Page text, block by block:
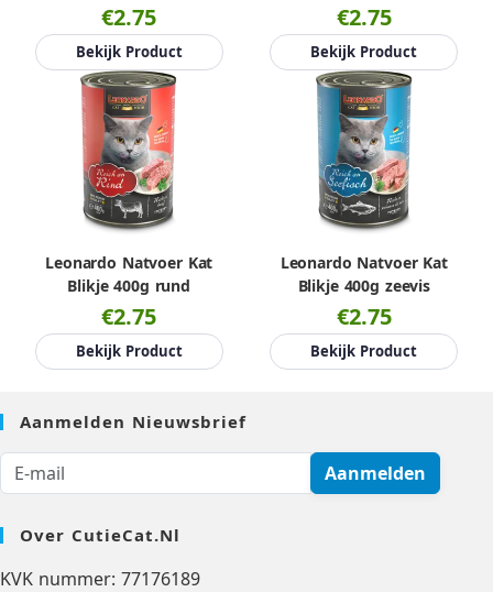
€2.75
Bekijk Product
€2.75
Bekijk Product
Leonardo Natvoer Kat
Blikje 400g rund
€2.75
Bekijk Product
Leonardo Natvoer Kat
Blikje 400g zeevis
€2.75
Bekijk Product
Aanmelden Nieuwsbrief
Aanmelden
Over CutieCat.nl
KVK nummer: 77176189